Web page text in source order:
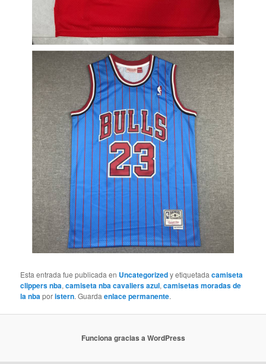
Esta entrada fue publicada en Uncategorizedy etiquetadacamiseta
clippers nba,camiseta nba cavaliers azul,camisetas moradas de
la nba poristern. Guardaenlace permanente.
Funciona gracias a WordPress